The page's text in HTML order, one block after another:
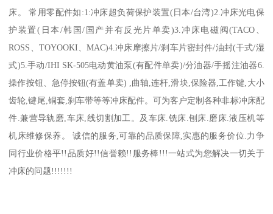
床。 常用零配件如:1:冲床超负荷保护装置(日本/台湾)2.冲床光电保
护装置(日本/韩国/国产并有反光片单卖)3.冲床电磁阀(TACO、
ROSS、TOYOOKI、MAC)4.冲床摩擦片/刹车片密封件/油封(干式/湿
式)5.手动/IHI SK-505电动黄油泵(有配件单卖)/分油器/手摇注油器6.
操作按钮、急停按钮(有盖单卖) ,曲轴,连杆,滑块,保险器,工作键,大小
齿轮,键尾,铜套,刹车带等等冲床配件。可为客户定制各种非标冲床配
件.兼营导轨磨,车床,线切割加工。及车床.铣床.刨床.磨床.液压机等
机床维修保养。 诚信的服务,可靠的品质保障,实惠的服务价位.力争
同行业价格平!!品质好!!信誉赖!!服务棒!!!一站式为您解决一切关于
冲床的问题!!!!!!!